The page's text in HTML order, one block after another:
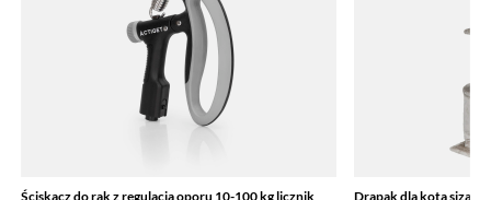
Ściskacz do rąk z regulacją oporu 10-100 kg licznik Drapak dla kota sizal